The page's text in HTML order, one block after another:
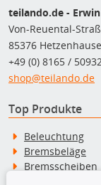
teilando.de -
Von-Reuental-
85376
+49 (0) 8165 /
shop@teilando.de
Top Produkte
Beleuchtung
Bremsbeläge
Bremsscheiben